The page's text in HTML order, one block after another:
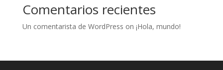
Comentarios recientes
Un comentarista de WordPress on ¡Hola, mundo!